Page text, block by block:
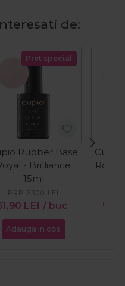
de:
Pret special
Rubber Base
- Brilliance
15ml
LEI / buc
PRP:63,00 LEI
Adauga in cos
Cupio
Royal